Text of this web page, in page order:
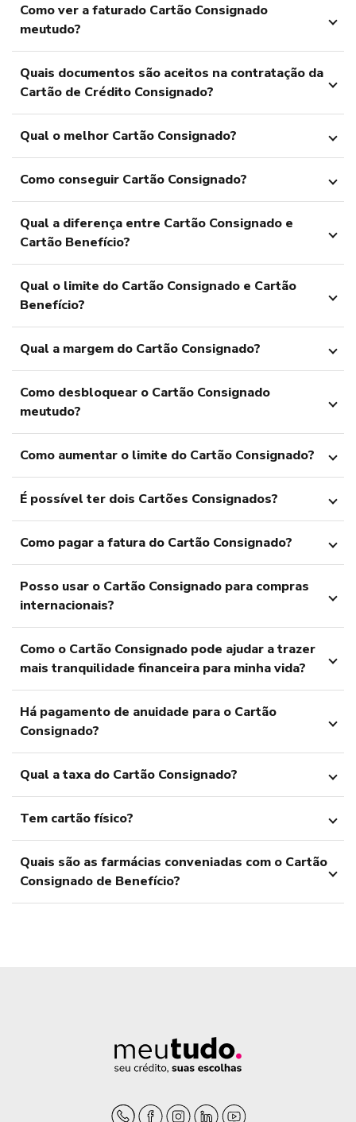
Como ver a faturado Cartão Consignado
meutudo?
Quais documentos são aceitos na contratação da
Cartão de Crédito Consignado?
Qual o melhor Cartão Consignado?
Como conseguir Cartão Consignado?
Qual a diferença entre Cartão Consignado e
Cartão Benefício?
Qual o limite do Cartão Consignado e Cartão
Benefício?
Qual a margem do Cartão Consignado?
Como desbloquear o Cartão Consignado
meutudo?
Como aumentar o limite do Cartão Consignado?
É possível ter dois Cartões Consignados?
Como pagar a fatura do Cartão Consignado?
Posso usar o Cartão Consignado para compras
internacionais?
Como o Cartão Consignado pode ajudar a trazer
mais tranquilidade financeira para minha vida?
Há pagamento de anuidade para o Cartão
Consignado?
Qual a taxa do Cartão Consignado?
Tem cartão físico?
Quais são as farmácias conveniadas com o Cartão
Consignado de Benefício?